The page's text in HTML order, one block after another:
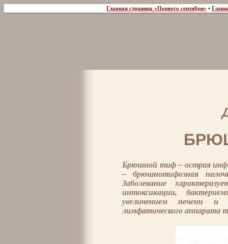
Главная страница «Первого сентября» •
Брюшной тиф – острая
– брюшнотифозная
Заболевание
интоксикации,
увеличением печени и
лимфатического аппарата